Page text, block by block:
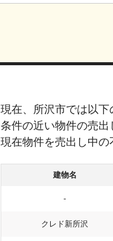
現在、 所沢市では以下
条件の近い物件の売出
現在物件を売出し中の
建物名
-
クレド新所沢